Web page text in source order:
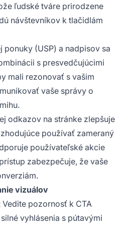
ľudské tváre prirodzene
návštevníkov k tlačidlám
ponuky (USP) a nadpisov sa
s presvedčujúcimi
mali rezonovať s vašim
vaše správy o
odkazov na stránke zlepšuje
používať zameraný
používateľské akcie
zabezpečuje, že vaše
vizuálov
Vedite pozornosť k CTA
vyhlásenia s pútavými